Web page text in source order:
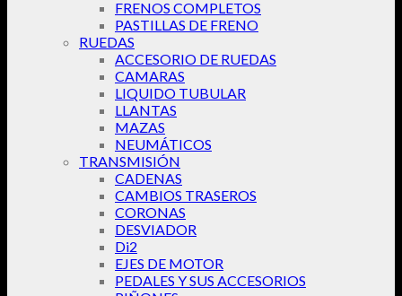
FRENOS COMPLETOS
PASTILLAS DE FRENO
RUEDAS
ACCESORIO DE RUEDAS
CAMARAS
LIQUIDO TUBULAR
LLANTAS
MAZAS
NEUMÁTICOS
TRANSMISIÓN
CADENAS
CAMBIOS TRASEROS
CORONAS
DESVIADOR
Di2
EJES DE MOTOR
PEDALES Y SUS ACCESORIOS